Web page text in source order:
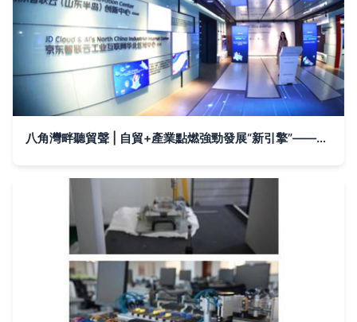
八角灣畔聽貿聲 | 自貿+產業點燃強勁發展“新引擎”——煙臺自貿區成立兩周年綜述④